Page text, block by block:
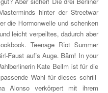
hinter der Streetwar
die Hormonwelle und schenken
leicht verpeiltes, dadurch aber
Teenage Riot Summer
Faust auf’s Auge. Bäm! In your
Kate Bellm ist für die
Wahl für dieses schrill-
Alonso verkörpert mit ihrem